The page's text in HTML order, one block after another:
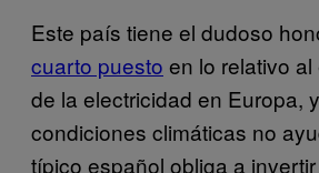
Este país tiene el dudoso
cuarto puesto en lo relativo
de la electricidad en Europa,
condiciones climáticas no
típico español obliga a